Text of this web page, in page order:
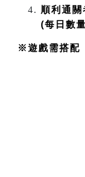
順利通關
(每日數
※遊戲需搭配